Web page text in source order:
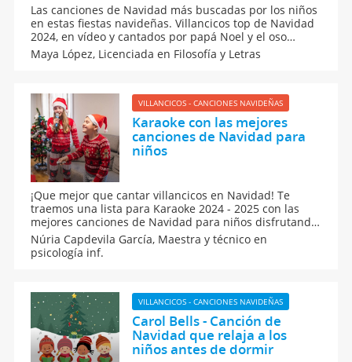
Las canciones de Navidad más buscadas por los niños
en estas fiestas navideñas. Villancicos top de Navidad
2024, en vídeo y cantados por papá Noel y el oso
Traposo, para los niños. Aprende y canta con tus hijos
canciones navideñas como Mi burrito sabanero o Los
Maya López, Licenciada en Filosofía y Letras
VILLANCICOS - CANCIONES NAVIDEÑAS
Karaoke con las mejores
canciones de Navidad para
niños
¡Que mejor que cantar villancicos en Navidad! Te
traemos una lista para Karaoke 2024 - 2025 con las
mejores canciones de Navidad para niños disfrutando
en familia de un divertido momento. Cada villancico
tiene su mensaje y origen, lo que hace que cantarlas
sean de gran beneficio para los pequeños en Navidad.
Núria Capdevila García, Maestra y técnico en
psicología inf.
VILLANCICOS - CANCIONES NAVIDEÑAS
Carol Bells - Canción de
Navidad que relaja a los
niños antes de dormir